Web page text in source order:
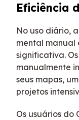
Eficiência
No uso diário,
mental manual
significativa.
manualmente
seus mapas,
projetos
Os usuários do